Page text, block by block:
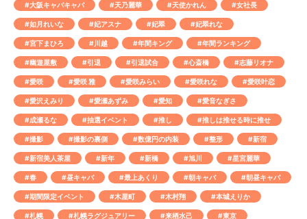
#大阪キャバキャバ #天乃麗華 #天使かれん #女社長
#如月れいな #妃アスナ #妃翠 #妃翠れな
#宮下まひろ #川越 #年間キング #年間ランキング
#幽遊屋敷 #引退 #引退試合 #心斎橋 #志藤リオナ
#愛咲 #愛咲 雅 #愛咲みらい #愛咲れな #愛咲叶恋
#愛沢えみり #愛瀬あずみ #愛知 #愛音なぎさ
#成瀬るな #抽選イベント #推し #推しは推せる時に推せ
#撮影 #撮影の裏側 #数億円の内装 #整形 #新宿
#新宿美人茶屋 #新年 #新橋 #旭川 #星宮麗華
#春 #昼キャバ #最上あくり #朝キャバ #朝昼キャバ
#期間限定イベント #木屋町 #木村翔 #本城えりか
#札幌 #札幌ラグジュアリー #来栖水己 #東京